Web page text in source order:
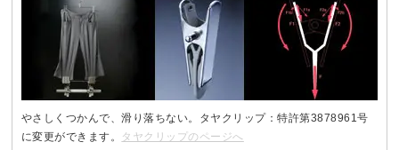
やさしくつかんで、滑り落ちない。タヤクリップ：特許第3878961号
に変更ができます。
タヤクリップのページへ